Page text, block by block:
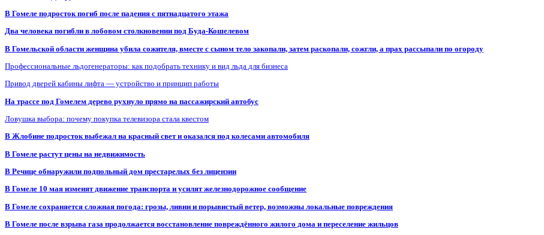
В Гомеле подросток погиб после падения с пятнадцатого этажа
Два человека погибли в лобовом столкновении под Буда-Кошелевом
В Гомельской области женщина убила сожителя, вместе с сыном тело закопали, затем раскопали, сожгли, а прах рассыпали по огороду
Профессиональные льдогенераторы: как подобрать технику и вид льда для бизнеса
Привод дверей кабины лифта — устройство и принцип работы
На трассе под Гомелем дерево рухнуло прямо на пассажирский автобус
Ловушка выбора: почему покупка телевизора стала квестом
В Жлобине подросток выбежал на красный свет и оказался под колесами автомобиля
В Гомеле растут цены на недвижимость
В Речице обнаружили подпольный дом престарелых без лицензии
В Гомеле 10 мая изменят движение транспорта и усилят железнодорожное сообщение
В Гомеле сохраняется сложная погода: грозы, ливни и порывистый ветер, возможны локальные повреждения
В Гомеле после взрыва газа продолжается восстановление повреждённого жилого дома и переселение жильцов